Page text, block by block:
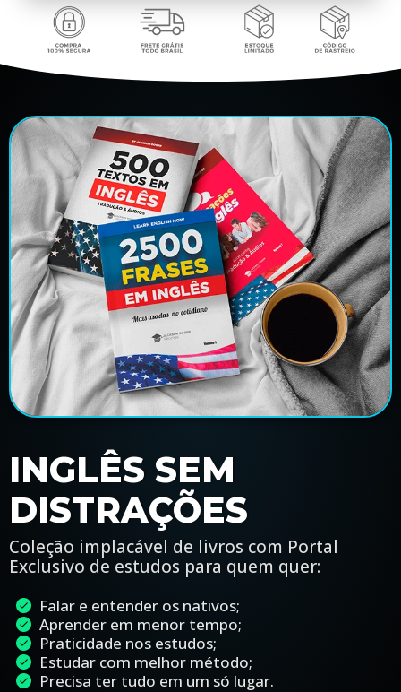
INGLÊS SEM
DISTRAÇÕES
Coleção implacável de livros com Portal
Exclusivo de estudos para quem quer:
Falar e entender os nativos;
Aprender em menor tempo;
Praticidade nos estudos;
Estudar com melhor método;
Precisa ter tudo em um só lugar.